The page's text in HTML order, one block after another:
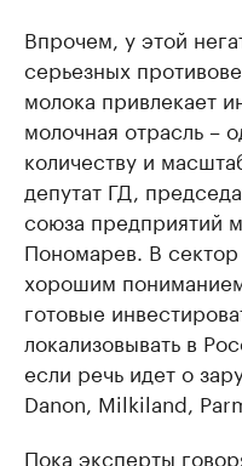
Впрочем, у этой
серьезных
молока привлекает
молочная отрасль –
количеству и
депутат ГД,
союза предприятий
Пономарев. В
хорошим
готовые
локализовывать в
если речь идет о
Danon, Milkiland,
Пока эксперты